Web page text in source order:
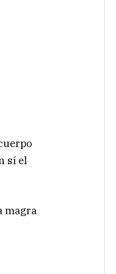
sí el
magra